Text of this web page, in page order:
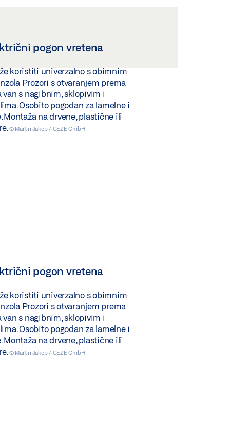
pogon vretena
koristiti univerzalno s obimnim
Prozori s otvaranjem prema
s nagibnim, sklopivim i
Osobito pogodan za lamelne i
Montaža na drvene, plastične ili
© Martin Jakob / GEZE GmbH
pogon vretena
koristiti univerzalno s obimnim
Prozori s otvaranjem prema
s nagibnim, sklopivim i
Osobito pogodan za lamelne i
Montaža na drvene, plastične ili
© Martin Jakob / GEZE GmbH